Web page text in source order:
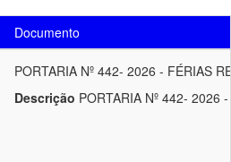
Documento
PORTARIA Nº 442- 2026 - FÉRIAS
Descrição PORTARIA Nº 442- 2026